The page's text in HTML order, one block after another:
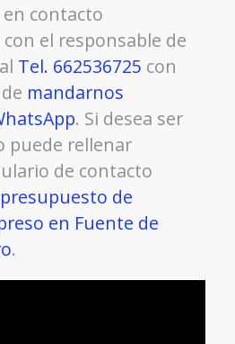
contacto
el responsable de
Tel. 662536725 con
mandarnos
. Si desea ser
puede rellenar
de contacto
de
en Fuente de
.